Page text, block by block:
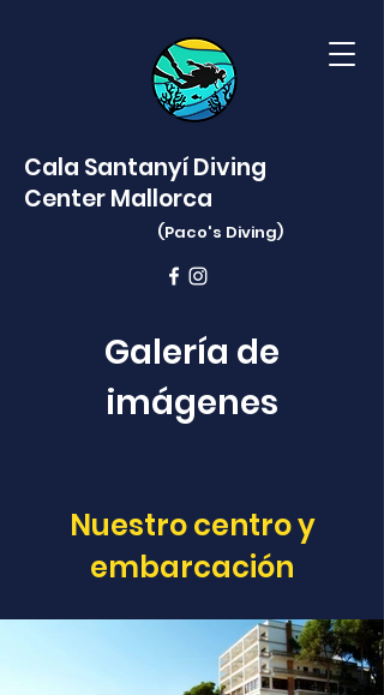
Cala Santanyí Diving
Center Mallorca
(Paco's Diving)
Galería de
imágenes
Nuestro centro y
embarcación